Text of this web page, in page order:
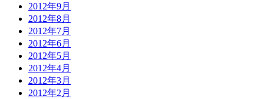
2012年9月
2012年8月
2012年7月
2012年6月
2012年5月
2012年4月
2012年3月
2012年2月